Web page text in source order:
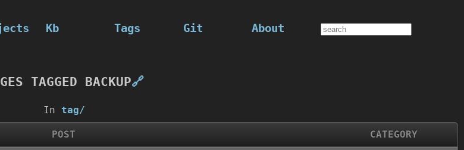
Kb Tags Git About
TAGGED BACKUP🔗
In tag/
POST CATEGORY